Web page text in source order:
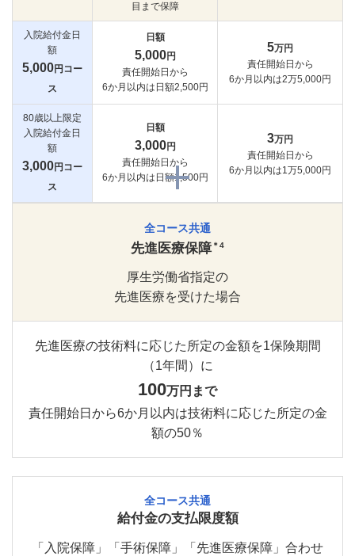
目まで保障
入院給付金日
額
5,000円コー
ス
日額
5,000円
責任開始日から
6か月以内は日額2,500円
5万円
責任開始日から
6か月以内は2万5,000円
80歳以上限定
入院給付金日
額
3,000円コー
ス
日額
3,000円
責任開始日から
6か月以内は日額1,500円
3万円
責任開始日から
6か月以内は1万5,000円
全コース共通
先進医療保障 ＊4
厚生労働省指定の
先進医療を受けた場合
先進医療の技術料に応じた所定の金額を1保険期間
（1年間）に
100万円まで
責任開始日から6か月以内は技術料に応じた所定の金
額の50％
全コース共通
給付金の支払限度額
「入院保障」「手術保障」「先進医療保障」合わせ